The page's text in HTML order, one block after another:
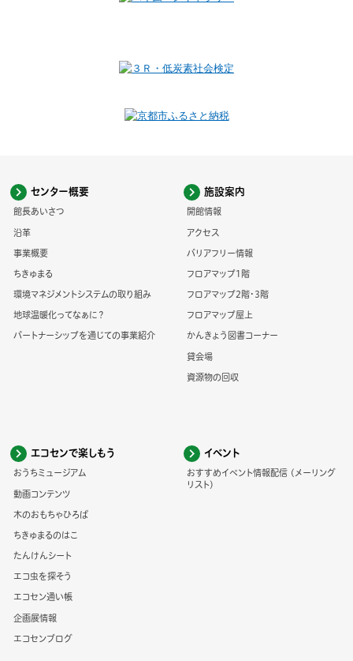
センター概要
館長あいさつ
沿革
事業概要
ちきゅまる
環境マネジメントシステムの取り組み
地球温暖化ってなぁに？
パートナーシップを通じての事業紹介
施設案内
開館情報
アクセス
バリアフリー情報
フロアマップ1階
フロアマップ2階・3階
フロアマップ屋上
かんきょう図書コーナー
貸会場
資源物の回収
エコセンで楽しもう
おうちミュージアム
動画コンテンツ
木のおもちゃひろば
ちきゅまるのはこ
たんけんシート
エコ虫を探そう
エコセン通い帳
企画展情報
エコセンブログ
イベント
おすすめイベント情報配信 (メーリング
リスト)